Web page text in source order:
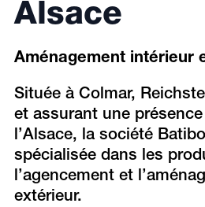
Alsace
Aménagement intérieur
Située à Colmar,
et assurant une
l’Alsace, la société
spécialisée dans les
l’agencement et
extérieur.